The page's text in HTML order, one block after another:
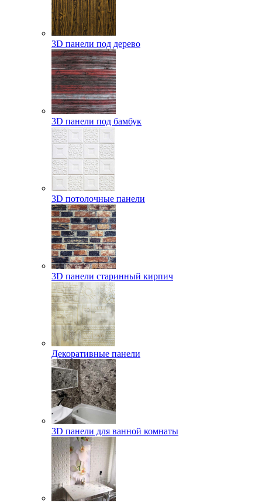
3D панели под дерево
3D панели под бамбук
3D потолочные панели
3D панели старинный кирпич
Декоративные панели
3D панели для ванной комнаты